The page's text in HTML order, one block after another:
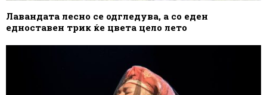
Лавандата лесно се одгледува, а со еден
едноставен трик ќе цвета цело лето